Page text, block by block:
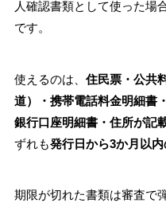
人確認書類として使った場
です。
使えるのは、 住民票・公共
道）・携帯電話料金明細書
銀行口座明細書・住所が記
ずれも発行日から3か月以
期限が切れた書類は審査で